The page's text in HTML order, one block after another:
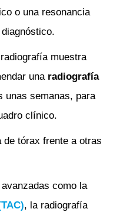
o una resonancia
muestra
una radiografía
unas semanas, para
clínico.
de tórax frente a otras
como la
, la radiografía